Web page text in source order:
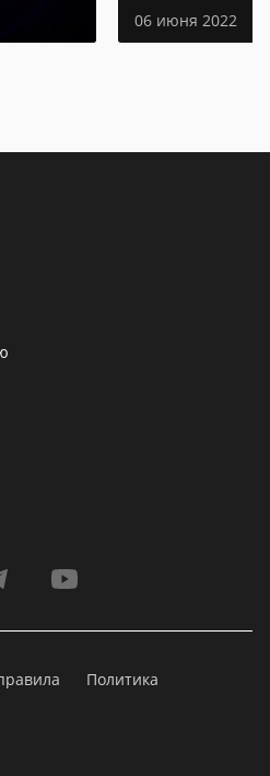
06 июня 2022
Политика